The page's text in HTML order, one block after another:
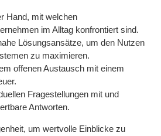
Hand, mit welchen
im Alltag konfrontiert sind.
Lösungsansätze, um den Nutzen
zu maximieren.
offenen Austausch mit einem
Fragestellungen mit und
Antworten.
um wertvolle Einblicke zu